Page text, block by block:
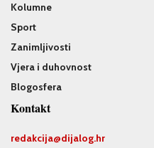
Kolumne
Sport
Zanimljivosti
Vjera i duhovnost
Blogosfera
Kontakt
redakcija@dijalog.hr